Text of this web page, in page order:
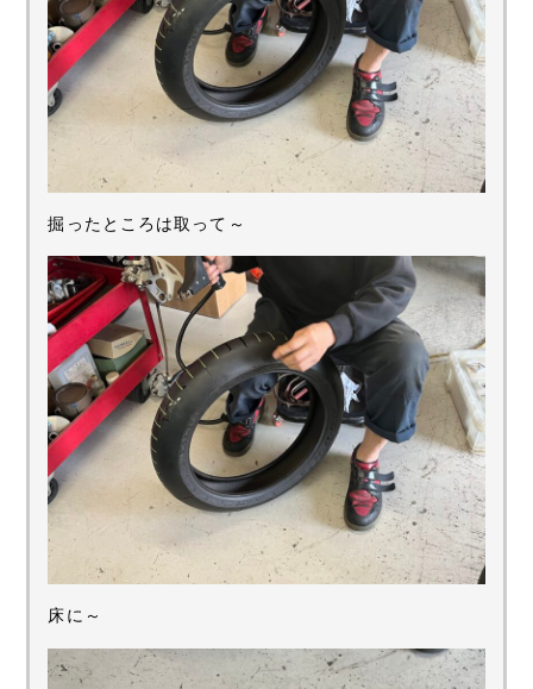
掘ったところは取って～
床に～